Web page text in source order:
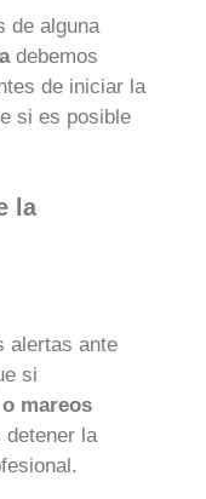
de alguna
debemos
de iniciar la
si es posible
la
alertas ante
si
mareos
detener la